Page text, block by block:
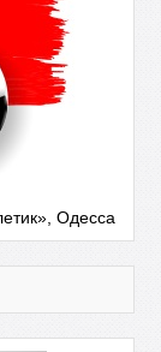
Одесса